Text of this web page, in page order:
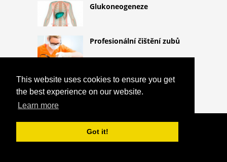
This website uses cookies to ensure you get
the best experience on our website.
Learn more
Got it!
Glukoneogeneze
Profesionální čištění zubů
Pentamidin
COPYRIGHT 2026 HTTPS://CQLIFE.NET